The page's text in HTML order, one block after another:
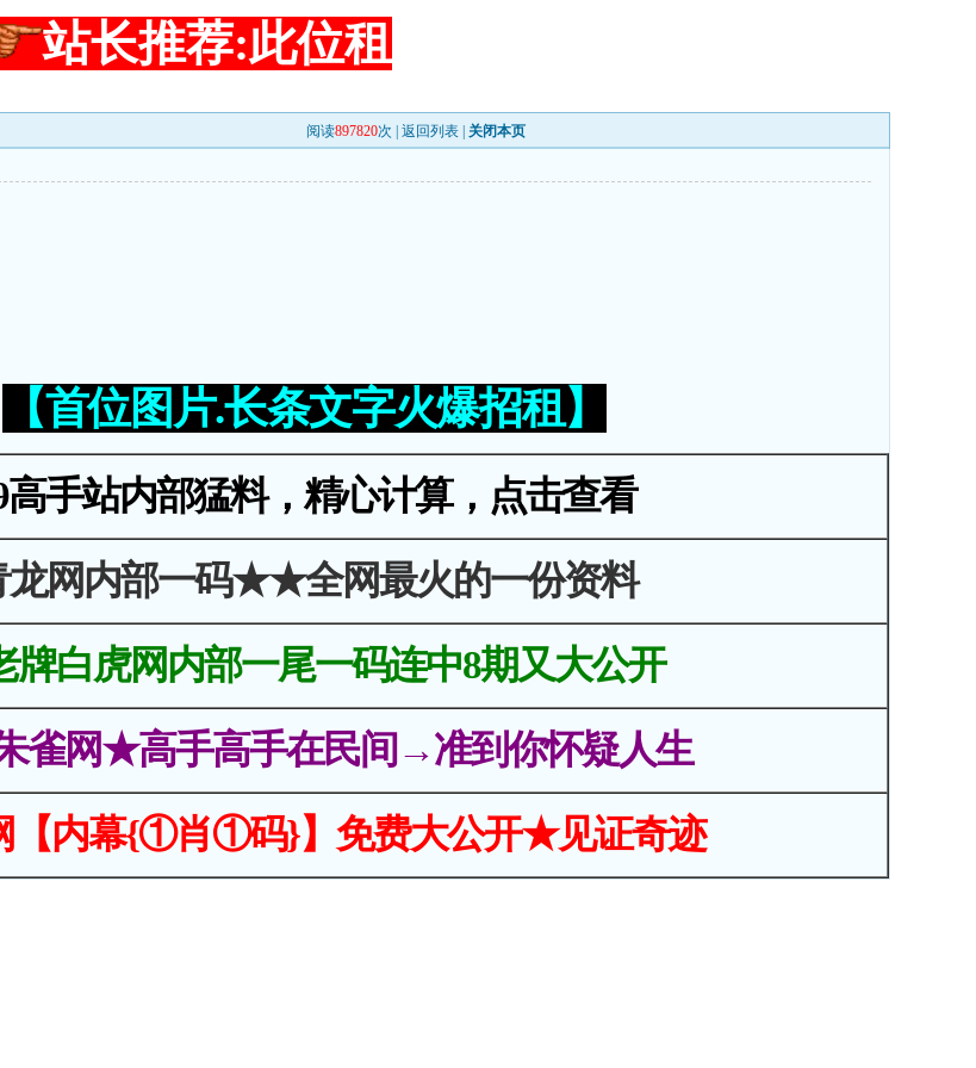
站长推荐:此位租
阅读897820次 | 返回列表 关闭本页
【首位图片.长条文字火爆招租】
高手站内部猛料，精心计算，点击查看
龙网内部一码★★全网最火的一份资料
牌白虎网内部一尾一码连中8期又大公开
雀网★高手高手在民间→准到你怀疑人生
【内幕{①肖①码}】免费大公开★见证奇迹